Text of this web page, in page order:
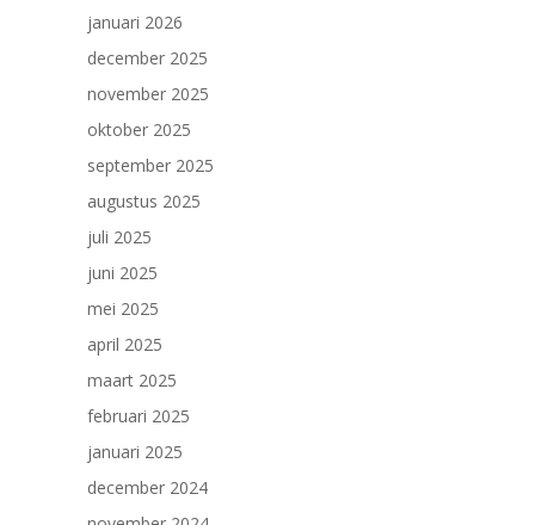
januari 2026
december 2025
november 2025
oktober 2025
september 2025
augustus 2025
juli 2025
juni 2025
mei 2025
april 2025
maart 2025
februari 2025
januari 2025
december 2024